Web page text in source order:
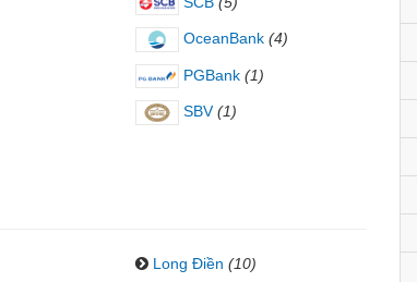
OceanBank (4)
PGBank (1)
SBV (1)
Long Điền (10)